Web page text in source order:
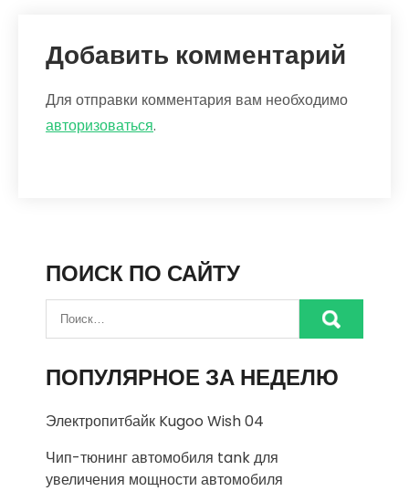
Добавить комментарий
Для отправки комментария вам необходимо
авторизоваться.
ПОИСК ПО САЙТУ
ПОПУЛЯРНОЕ ЗА НЕДЕЛЮ
Электропитбайк Kugoo Wish 04
Чип-тюнинг автомобиля tank для
увеличения мощности автомобиля